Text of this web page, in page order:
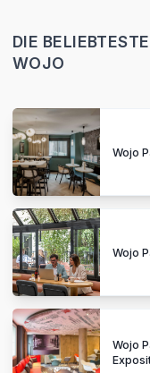
DIE
WOJO
Wojo
Wojo
Wojo